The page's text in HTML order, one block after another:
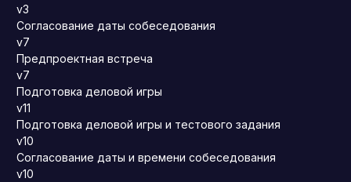
v3
Согласование даты собеседования
v7
Предпроектная встреча
v7
Подготовка деловой игры
v11
Подготовка деловой игры и тестового задания
v10
Согласование даты и времени собеседования
v10